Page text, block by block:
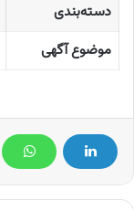
دسته‌بندی
موضوع آگهی